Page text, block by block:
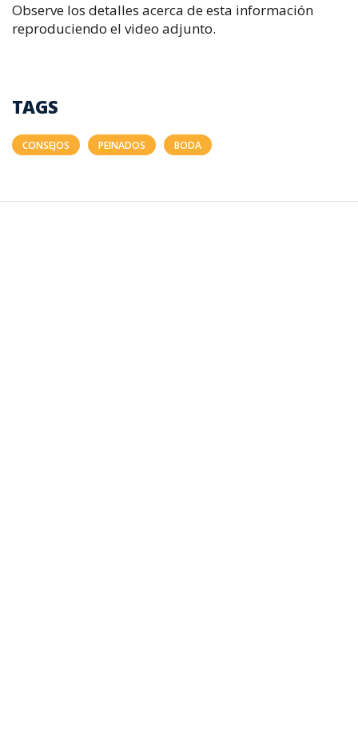
Observe los detalles acerca de esta información
reproduciendo el video adjunto.
TAGS
CONSEJOS PEINADOS BODA